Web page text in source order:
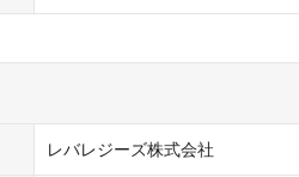
レバレジーズ株式会社